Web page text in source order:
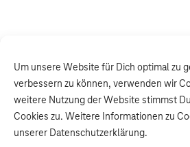
Um unsere Website für Dich optimal zu
verbessern zu können, verwenden wir
weitere Nutzung der Website stimmst
Cookies zu. Weitere Informationen zu
unserer Datenschutzerklärung.